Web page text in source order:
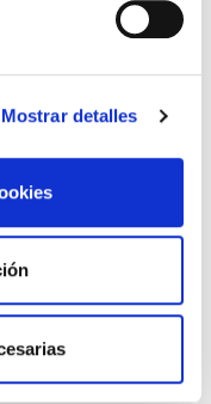
Mostrar detalles